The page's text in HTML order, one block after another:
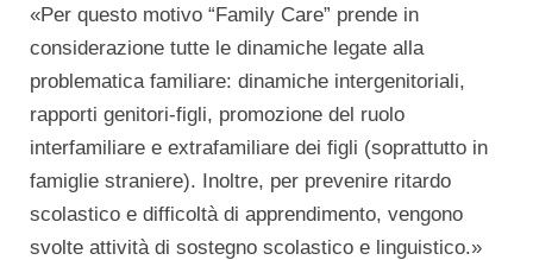
«Per questo motivo “Family Care” prende in
considerazione tutte le dinamiche legate alla
problematica familiare: dinamiche intergenitoriali,
rapporti genitori-figli, promozione del ruolo
interfamiliare e extrafamiliare dei figli (soprattutto in
famiglie straniere). Inoltre, per prevenire ritardo
scolastico e difficoltà di apprendimento, vengono
svolte attività di sostegno scolastico e linguistico.»